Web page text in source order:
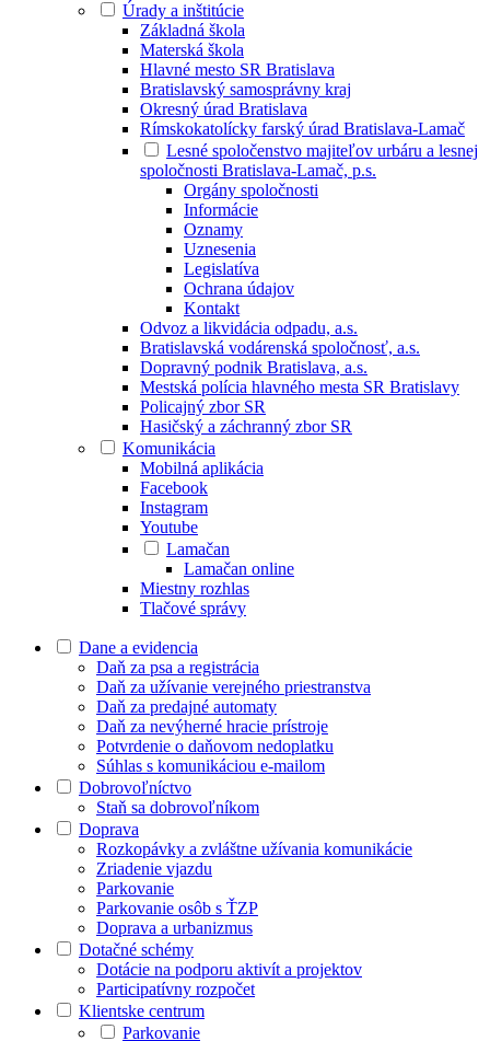
Úrady a inštitúcie
Základná škola
Materská škola
Hlavné mesto SR Bratislava
Bratislavský samosprávny kraj
Okresný úrad Bratislava
Rímskokatolícky farský úrad Bratislava-Lamač
Lesné spoločenstvo majiteľov urbáru a lesnej
spoločnosti Bratislava-Lamač, p.s.
Orgány spoločnosti
Informácie
Oznamy
Uznesenia
Legislatíva
Ochrana údajov
Kontakt
Odvoz a likvidácia odpadu, a.s.
Bratislavská vodárenská spoločnosť, a.s.
Dopravný podnik Bratislava, a.s.
Mestská polícia hlavného mesta SR Bratislavy
Policajný zbor SR
Hasičský a záchranný zbor SR
Komunikácia
Mobilná aplikácia
Facebook
Instagram
Youtube
Lamačan
Lamačan online
Miestny rozhlas
Tlačové správy
Dane a evidencia
Daň za psa a registrácia
Daň za užívanie verejného priestranstva
Daň za predajné automaty
Daň za nevýherné hracie prístroje
Potvrdenie o daňovom nedoplatku
Súhlas s komunikáciou e-mailom
Dobrovoľníctvo
Staň sa dobrovoľníkom
Doprava
Rozkopávky a zvláštne užívania komunikácie
Zriadenie vjazdu
Parkovanie
Parkovanie osôb s ŤZP
Doprava a urbanizmus
Dotačné schémy
Dotácie na podporu aktivít a projektov
Participatívny rozpočet
Klientske centrum
Parkovanie